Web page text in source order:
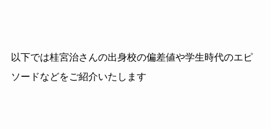
以下では桂宮治さんの出身校の偏差値や学生時代のエピ
ソードなどをご紹介いたします